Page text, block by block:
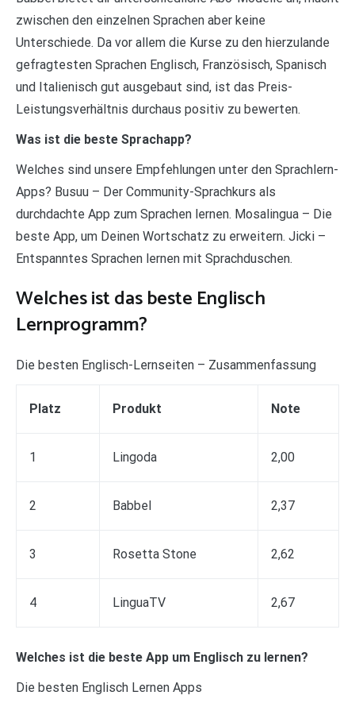
zwischen den einzelnen Sprachen aber keine
Unterschiede. Da vor allem die Kurse zu den hierzulande
gefragtesten Sprachen Englisch, Französisch, Spanisch
und Italienisch gut ausgebaut sind, ist das Preis-
Leistungsverhältnis durchaus positiv zu bewerten.
Was ist die beste Sprachapp?
Welches sind unsere Empfehlungen unter den Sprachlern-
Apps? Busuu – Der Community-Sprachkurs als
durchdachte App zum Sprachen lernen. Mosalingua – Die
beste App, um Deinen Wortschatz zu erweitern. Jicki –
Entspanntes Sprachen lernen mit Sprachduschen.
Welches ist das beste Englisch
Lernprogramm?
Die besten Englisch-Lernseiten – Zusammenfassung
Platz Produkt Note
1 Lingoda 2,00
2 Babbel 2,37
3 Rosetta Stone 2,62
4 LinguaTV 2,67
Welches ist die beste App um Englisch zu lernen?
Die besten Englisch Lernen Apps